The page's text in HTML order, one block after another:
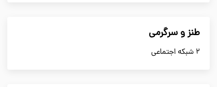
طنز و سرگرمی
2 شبکه اجتماعی